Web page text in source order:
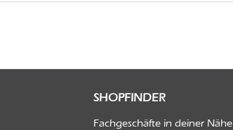
SHOPFINDER
Fachgeschäfte in deiner Nähe